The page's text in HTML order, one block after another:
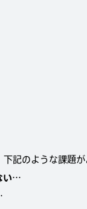
記のような課題が
い…